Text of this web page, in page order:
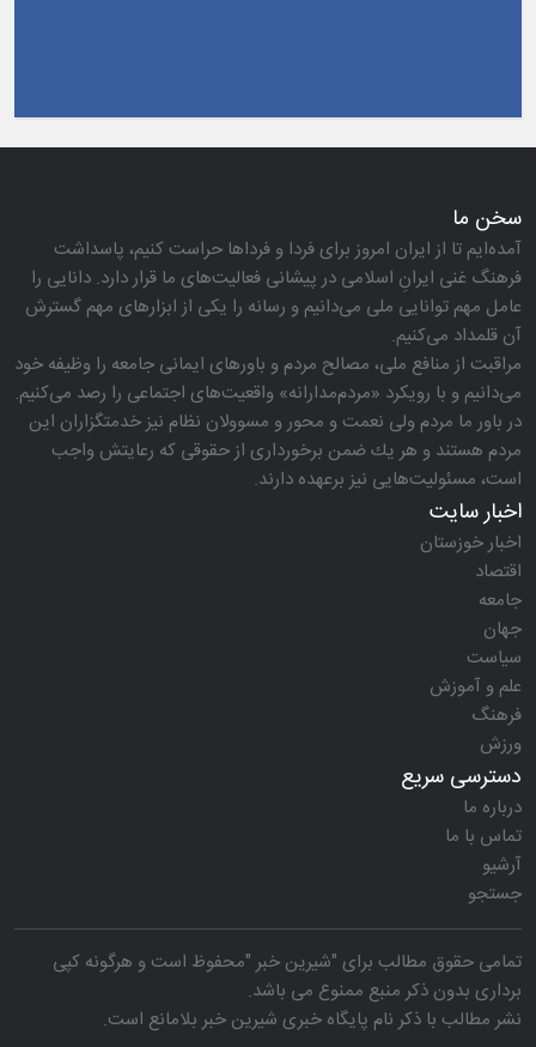
سخن ما
آمده‌ایم تا از ایران امروز برای فردا و فرداها حراست كنیم، پاسداشت
فرهنگ غنی ایرانِ اسلامی در پیشانی فعالیت‌های ما قرار دارد. دانایی را
عامل مهم توانایی ملی می‌دانیم و رسانه را یكی از ابزارهای مهم گسترش
آن قلمداد می‌كنیم.
مراقبت از منافع ملی، مصالح مردم و باورهای ایمانی جامعه را وظیفه خود
می‌دانیم و با رویكرد «مردم‌مدارانه‌» واقعیت‌های اجتماعی را رصد می‌كنیم.
در باور ما مردم ولی نعمت و محور و مسوولان نظام نیز خدمتگزاران این
مردم هستند و هر یك ضمن برخورداری از حقوقی كه رعایتش واجب
است، مسئولیت‌هایی نیز برعهده دارند.
اخبار سایت
اخبار خوزستان
اقتصاد
جامعه
جهان
سیاست
علم و آموزش
فرهنگ
ورزش
دسترسی سریع
درباره ما
تماس با ما
آرشیو
جستجو
تمامی حقوق مطالب برای "شیرین خبر"محفوظ است و هرگونه کپی
برداری بدون ذکر منبع ممنوع می باشد.
نشر مطالب با ذکر نام پایگاه خبری شیرین خبربلامانع است.